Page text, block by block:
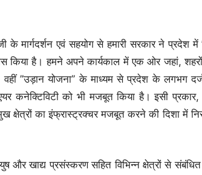
के मार्गदर्शन एवं सहयोग से हमारी सरकार ने प्रदेश में
किया है। हमने अपने कार्यकाल में एक ओर जहां,
’’उड़ान योजना’’ के माध्यम से प्रदेश के लगभग
कनेक्टिविटी को भी मजबूत किया है। इसी
क्षेत्रों का इंफ्रास्ट्रक्चर मजबूत करने की दिशा में
और खाद्य प्रसंस्करण सहित विभिन्न क्षेत्रों से